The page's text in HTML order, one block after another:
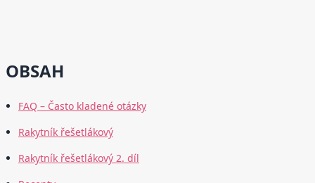
OBSAH
FAQ – Často kladené otázky
Rakytník řešetlákový
Rakytník řešetlákový 2. díl